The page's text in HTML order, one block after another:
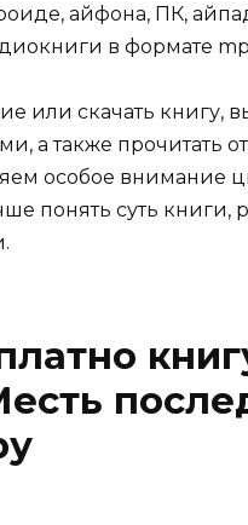
айфона, ПК,
в формате
или скачать книгу,
а также прочитать
особое внимание
понять суть книги,